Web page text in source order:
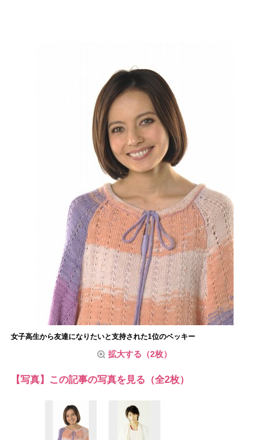
女子高生から友達になりたいと支持された1位のベッキー
拡大する（2枚）
【写真】この記事の写真を見る（全2枚）